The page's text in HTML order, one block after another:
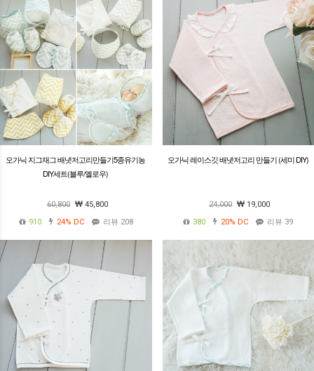
오가닉 지그재그 배냇저고리만들기5종유기농
DIY세트(블루/옐로우)
60,800
45,800
910
24% DC 리뷰 208
오가닉 레이스깃 배냇저고리 만들기 (세미 DIY)
24,000
19,000
380
20% DC 리뷰 39